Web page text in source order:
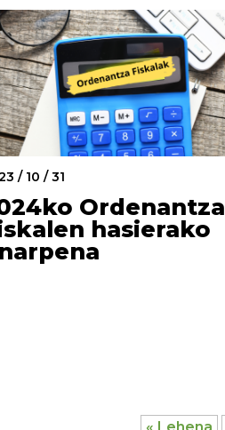
/ 10 / 31
Ordenantza
hasierako